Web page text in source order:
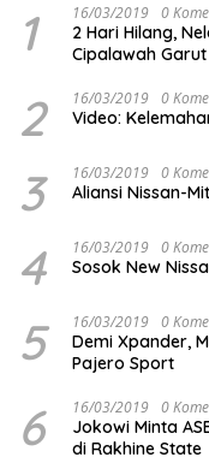
1 16/03/2019 0
2 Hari Hilang,
Cipalawah Garut
2 16/03/2019 0
Video:
3 16/03/2019 0
Aliansi Nissan-
4 16/03/2019 0
Sosok New
5 16/03/2019 0
Demi Xpander,
Pajero Sport
6 16/03/2019 0
Jokowi Minta
di Rakhine State